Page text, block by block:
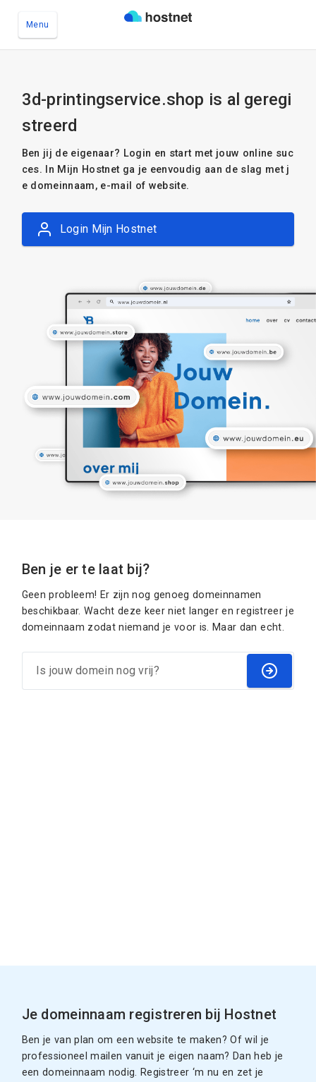
Menu
3d-printingservice.shop is al geregi
streerd
Ben jij de eigenaar? Login en start met jouw online suc
ces. In Mijn Hostnet ga je eenvoudig aan de slag met j
e domeinnaam, e-mail of website.
Login Mijn Hostnet
Ben je er te laat bij?
Geen probleem! Er zijn nog genoeg domeinnamen
beschikbaar. Wacht deze keer niet langer en registreer je
domeinnaam zodat niemand je voor is. Maar dan echt.
Je domeinnaam registreren bij Hostnet
Ben je van plan om een website te maken? Of wil je
professioneel mailen vanuit je eigen naam? Dan heb je
een domeinnaam nodig. Registreer ‘m nu en zet je